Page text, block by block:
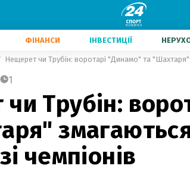
ФІНАНСИ ІНВЕСТИЦІЇ
Нещерет чи Трубін: воротарі "Динамо" та "Шахтаря"
1
Трубін:
чемпіонів